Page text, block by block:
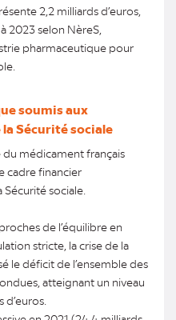
2,2 milliards d’euros,
2023 selon NèreS,
pharmaceutique pour
soumis aux
Sécurité sociale
médicament français
cadre financier
sociale.
de l’équilibre en
stricte, la crise de la
le déficit de l’ensemble des
atteignant un niveau